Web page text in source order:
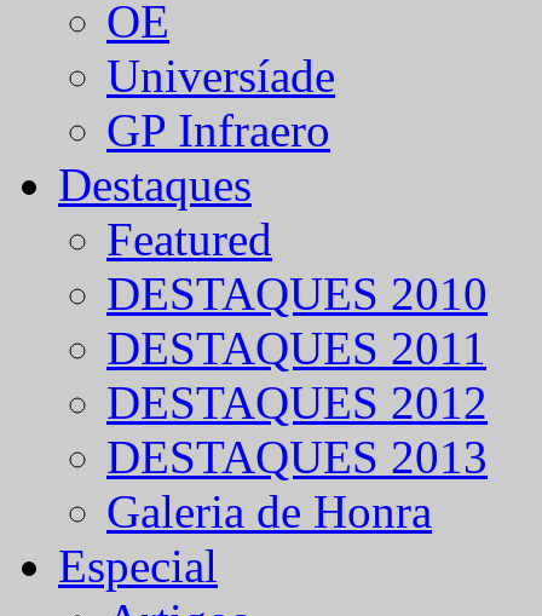
OE
Universíade
GP Infraero
Destaques
Featured
DESTAQUES 2010
DESTAQUES 2011
DESTAQUES 2012
DESTAQUES 2013
Galeria de Honra
Especial